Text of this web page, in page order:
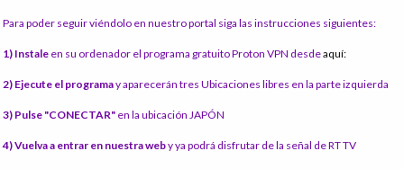
Para poder seguir viéndolo en nuestro portal siga las instrucciones siguientes:
1) Instale en su ordenador el programa gratuito Proton VPN desdeaquí:
2) Ejecute el programay aparecerán tres Ubicaciones libres en la parte izquierda
3) Pulse "CONECTAR" en la ubicación JAPÓN
4) Vuelva a entrar en nuestra weby ya podrá disfrutar de la señal de RT TV